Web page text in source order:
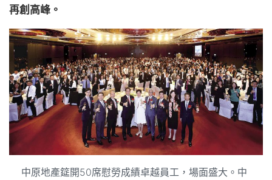
再創高峰。
中原地產筵開50席慰勞成績卓越員工，場面盛大。中